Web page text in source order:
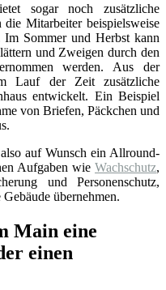
sogar noch zusätzliche
die Mitarbeiter beispielsweise
Sommer und Herbst kann
und Zweigen durch den
werden. Aus der
Lauf der Zeit zusätzliche
entwickelt. Ein Beispiel
von Briefen, Päckchen und
auf Wunsch ein Allround-
Aufgaben wie Wachschutz,
und Personenschutz,
übernehmen.
Main eine
einen